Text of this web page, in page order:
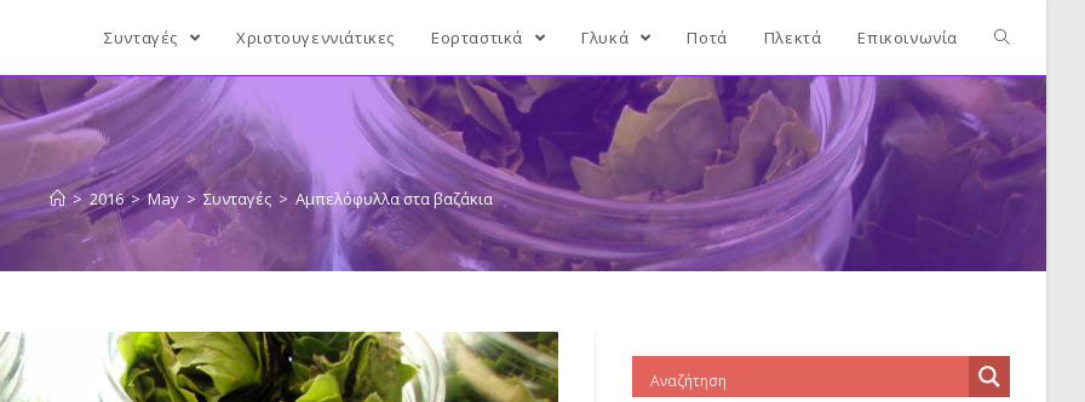
Συνταγές Χριστουγεννιάτικες Εορταστικά Γλυκά Ποτά Πλεκτά Επικοινωνία
> 2016 > May > Συνταγές > Αμπελόφυλλα στα βαζάκια